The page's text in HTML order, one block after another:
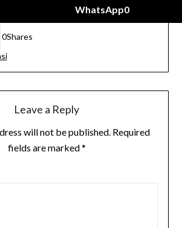
WhatsApp0
0Shares
Leave a Reply
will not be published. Required
fields are marked*